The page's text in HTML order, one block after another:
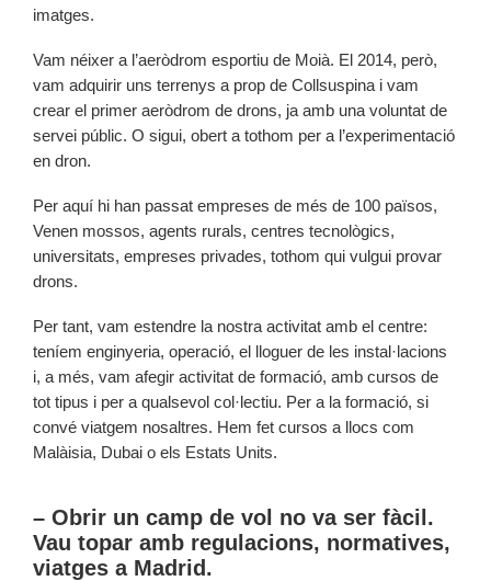
imatges.
Vam néixer a l’aeròdrom esportiu de Moià. El 2014, però,
vam adquirir uns terrenys a prop de Collsuspina i vam
crear el primer aeròdrom de drons, ja amb una voluntat de
servei públic. O sigui, obert a tothom per a l’experimentació
en dron.
Per aquí hi han passat empreses de més de 100 països,
Venen mossos, agents rurals, centres tecnològics,
universitats, empreses privades, tothom qui vulgui provar
drons.
Per tant, vam estendre la nostra activitat amb el centre:
teníem enginyeria, operació, el lloguer de les instal·lacions
i, a més, vam afegir activitat de formació, amb cursos de
tot tipus i per a qualsevol col·lectiu. Per a la formació, si
convé viatgem nosaltres. Hem fet cursos a llocs com
Malàisia, Dubai o els Estats Units.
– Obrir un camp de vol no va ser fàcil.
Vau topar amb regulacions, normatives,
viatges a Madrid.